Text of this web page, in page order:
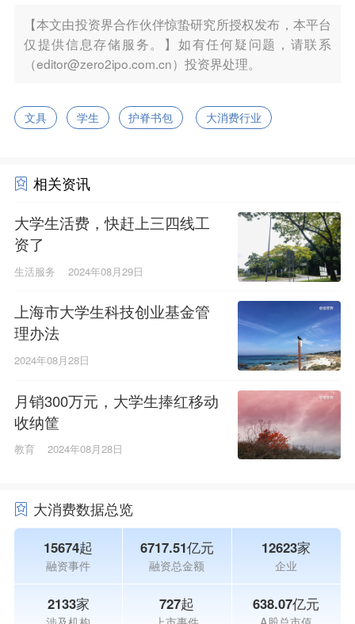
【本文由投资界合作伙伴惊蛰研究所授权发布，本平台
仅提供信息存储服务。】如有任何疑问题，请联系
（editor@zero2ipo.com.cn）投资界处理。
文具 学生 护脊书包 大消费行业
相关资讯
大学生活费，快赶上三四线工
资了
生活服务 2024年08月29日
上海市大学生科技创业基金管
理办法
2024年08月28日
月销300万元，大学生捧红移动
收纳筐
教育 2024年08月28日
大消费数据总览
15674起
融资事件
6717.51亿元
融资总金额
12623家
企业
2133家 727起 638.07亿元